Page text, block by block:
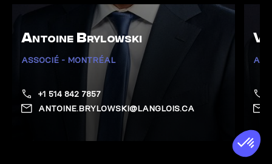
Antoine Brylowski
ASSOCIÉ - MONTRÉAL
+1 514 842 7857
ANTOINE.BRYLOWSKI@LANGLOIS.CA